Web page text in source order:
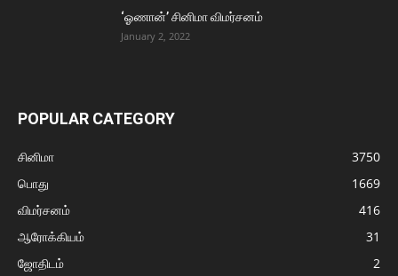
‘ஓணான்’ சினிமா விமர்சனம்
January 2, 2022
POPULAR CATEGORY
சினிமா
3750
பொது
1669
விமர்சனம்
416
ஆரோக்கியம்
31
ஜோதிடம்
2